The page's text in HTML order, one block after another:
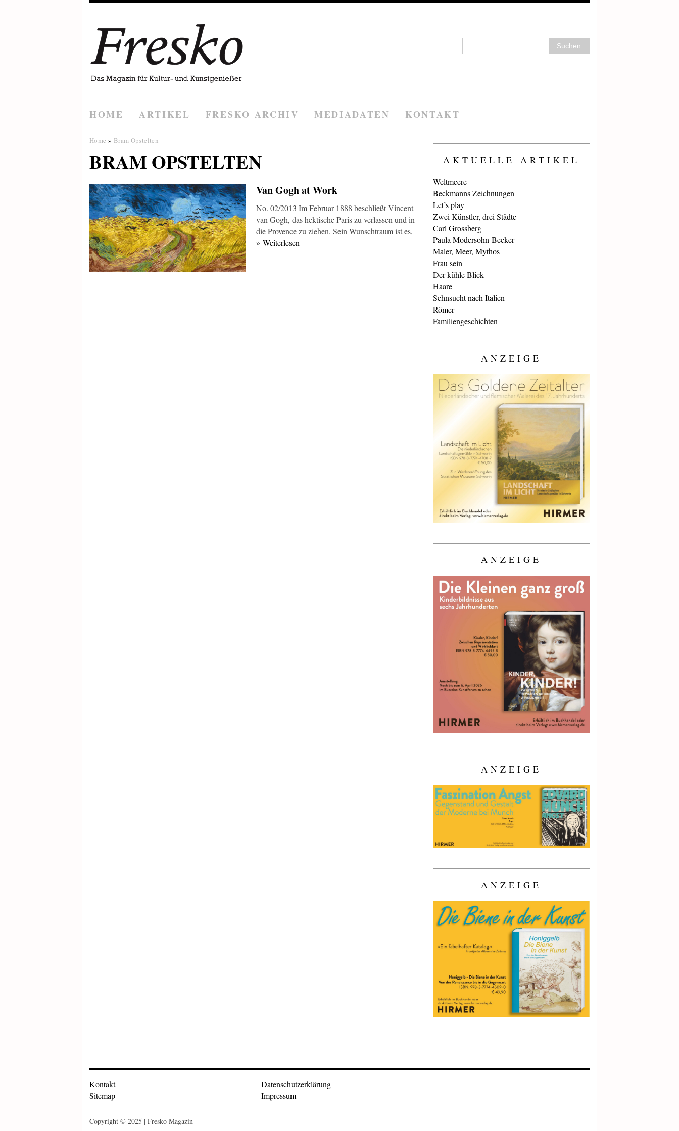
HOME ARTIKEL FRESKO ARCHIV MEDIADATEN KONTAKT
Home » Bram Opstelten
BRAM OPSTELTEN
Van Gogh at Work
No. 02/2013 Im Februar 1888 beschließt Vincent
van Gogh, das hektische Paris zu verlassen und in
die Provence zu ziehen. Sein Wunschtraum ist es,
» Weiterlesen
AKTUELLE ARTIKEL
Weltmeere
Beckmanns Zeichnungen
Let’s play
Zwei Künstler, drei Städte
Carl Grossberg
Paula Modersohn-Becker
Maler, Meer, Mythos
Frau sein
Der kühle Blick
Haare
Sehnsucht nach Italien
Römer
Familiengeschichten
ANZEIGE
ANZEIGE
ANZEIGE
ANZEIGE
Kontakt
Sitemap
Datenschutzerklärung
Impressum
Copyright © 2025 | Fresko Magazin